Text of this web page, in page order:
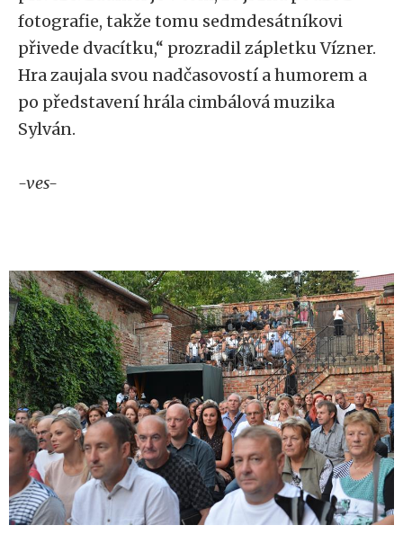
fotografie, takže tomu sedmdesátníkovi
přivede dvacítku,“ prozradil zápletku Vízner.
Hra zaujala svou nadčasovostí a humorem a
po představení hrála cimbálová muzika
Sylván.
-ves-